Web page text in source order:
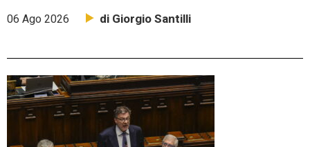
06 Ago 2026 di Giorgio Santilli